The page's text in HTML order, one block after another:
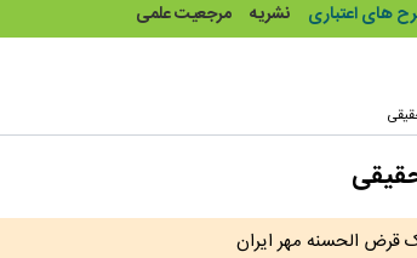
های اعتباری نشریه مرجعیت علمی
قرض الحسنه مهر ایران